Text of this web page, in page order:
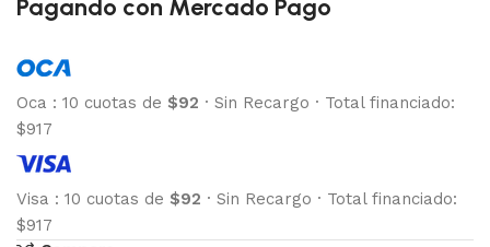
Pagando con Mercado Pago
Oca : 10 cuotas de $92 · Sin Recargo · Total financiado:
$917
Visa : 10 cuotas de $92 · Sin Recargo · Total financiado:
$917